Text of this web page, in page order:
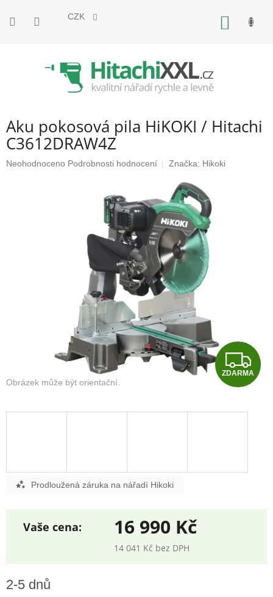
obsah
CZK
Aku pokosová pila HiKOKI / Hitachi
C3612DRAW4Z
Průměrné
Neohodnoceno Podrobnosti hodnocení Značka: Hikoki
Z
D
ZDARMA
Prodloužená záruka na nářadí Hikoki
16 990 Kč
14 041 Kč bez DPH
cena:
2-5 dnů